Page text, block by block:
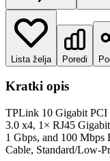
Lista želja Poredi
Kratki opis
TPLink 10 Gigabit PCI
3.0 x4, 1× RJ45
1 Gbps, and 100
Cable, Standard/Low-